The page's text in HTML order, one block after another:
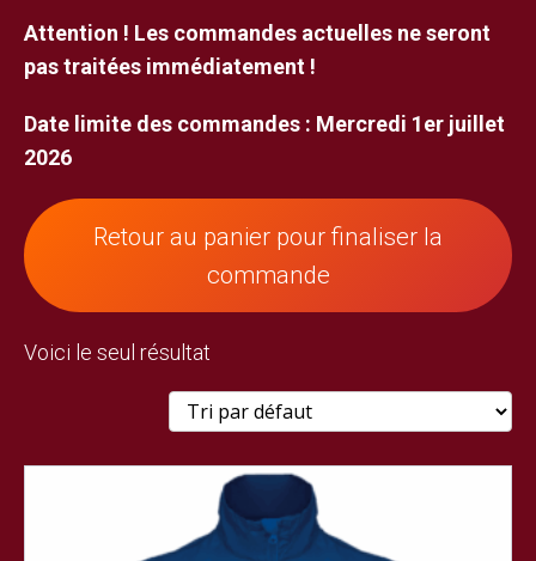
Attention ! Les commandes actuelles ne seront
pas traitées immédiatement !
Date limite des commandes : Mercredi 1er juillet
2026
Retour au panier pour finaliser la
commande
Voici le seul résultat